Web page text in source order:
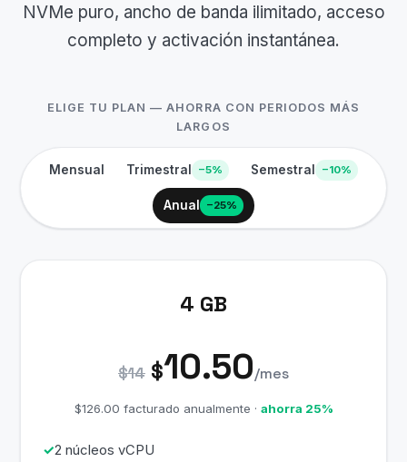
NVMe puro, ancho de banda ilimitado, acceso
completo y activación instantánea.
ELIGE TU PLAN — AHORRA CON PERIODOS MÁS
LARGOS
Mensual Trimestral −5% Semestral −10%
Anual −25%
4 GB
$14 $10.50/mes
$126.00 facturado anualmente · ahorra 25%
2 núcleos vCPU